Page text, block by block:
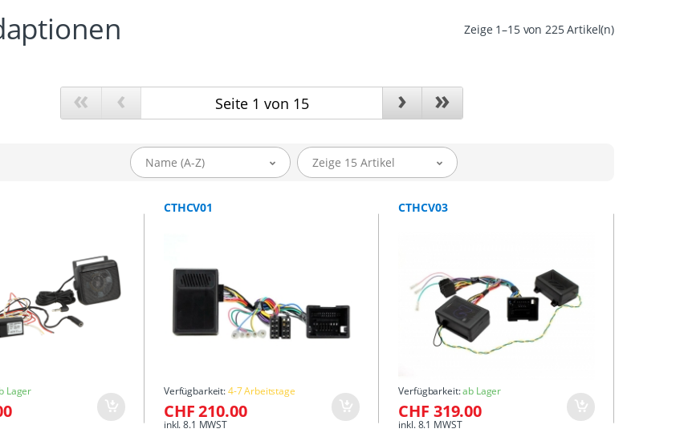
Zeige 1–15 von 225 Artikel(n)
« ‹ › »
Name (A-Z) Zeige 15 Artikel
Lager
CTHCV01
Verfügbarkeit:4-7 Arbeitstage
CHF 210.00
inkl. 8.1 MWST
CTHCV03
Verfügbarkeit:ab Lager
CHF 319.00
inkl. 8.1 MWST